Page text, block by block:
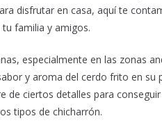
disfrutar en casa, aquí te
familia y amigos.
especialmente en las zonas
y aroma del cerdo frito en su
de ciertos detalles para conseguir
tipos de chicharrón.